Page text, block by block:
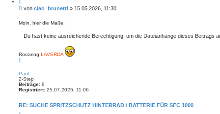
i
t
e
B
i
von ciao_brunetti » 15.05.2026, 11:30
Moin, hier die Maße:
Du hast keine ausreichende Berechtigung, um die Dateianhänge dieses Beitrags
Rooaring LAVERDA
h
o
b
e
Paul
2-Step
Beiträge: 9
Registriert: 25.07.2025, 11:06
RE: SUCHE SPRITZSCHUTZ HINTERRAD / BATTERIE FÜR SFC 1000